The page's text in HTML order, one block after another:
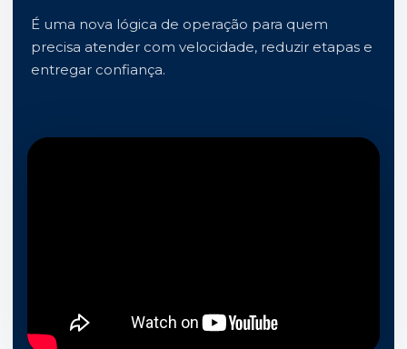
É uma nova lógica de operação para quem
precisa atender com velocidade, reduzir etapas e
entregar confiança.